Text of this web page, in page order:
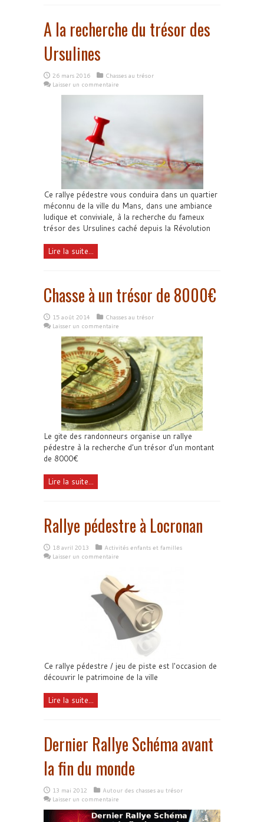
A la recherche du trésor des
Ursulines
26 mars 2016
Chasses au trésor
Laisser un commentaire
Ce rallye pédestre vous conduira dans un quartier
méconnu de la ville du Mans, dans une ambiance
ludique et conviviale, à la recherche du fameux
trésor des Ursulines caché depuis la Révolution
Lire la suite...
Chasse à un trésor de 8000€
15 août 2014
Chasses au trésor
Laisser un commentaire
Le gite des randonneurs organise un rallye
pédestre à la recherche d'un trésor d'un montant
de 8000€
Lire la suite...
Rallye pédestre à Locronan
18 avril 2013
Activités enfants et familles
Laisser un commentaire
Ce rallye pédestre / jeu de piste est l'occasion de
découvrir le patrimoine de la ville
Lire la suite...
Dernier Rallye Schéma avant
la fin du monde
13 mai 2012
Autour des chasses au trésor
Laisser un commentaire